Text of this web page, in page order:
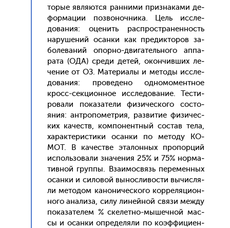
торые яв­ля­ют­ся ран­ни­ми приз­на­ками де­
фор­ма­ции поз­во­ноч­ни­ка. Цель ис­сле­
дова­ния: оце­нить рас­простра­нен­ность
на­руше­ний осан­ки как пре­дик­то­ров за­
боле­ваний опор­но-дви­гатель­но­го ап­па­
рата (ОДА) сре­ди де­тей, окон­чивших ле­
чение от ОЗ. Ма­тери­алы и ме­тоды ис­сле­
дова­ния: про­веде­но од­но­момен­тное
кросс-сек­ци­он­ное ис­сле­дова­ние. Тес­ти­
рова­ли по­каза­тели фи­зичес­ко­го сос­то­
яния: ан­тро­помет­рия, раз­ви­тие фи­зичес­
ких ка­честв, ком­по­нен­тный сос­тав те­ла,
ха­рак­те­рис­ти­ки осан­ки по ме­тоду КО­
МОТ. В ка­чес­тве эта­лон­ных про­пор­ций
ис­поль­зо­вали зна­чения 25% и 75% нор­ма­
тив­ной груп­пы. Вза­имос­вязь пе­ремен­ных
осан­ки и си­ловой вы­нос­ли­вос­ти вы­чис­ля­
ли ме­тодом ка­нони­чес­ко­го кор­ре­ляци­он­
но­го ана­лиза, си­лу ли­ней­ной свя­зи меж­ду
по­каза­телем % ске­лет­но-мы­шеч­ной мас­
сы и осан­ки оп­ре­деля­ли по ко­эф­фи­ци­ен­